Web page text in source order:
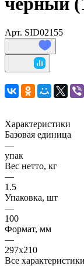
Арт. SID02155
Характеристики
Базовая единица
—
упак
Вес нетто, кг
—
1.5
Упаковка, шт
—
100
Формат, мм
—
297x210
Все характеристики